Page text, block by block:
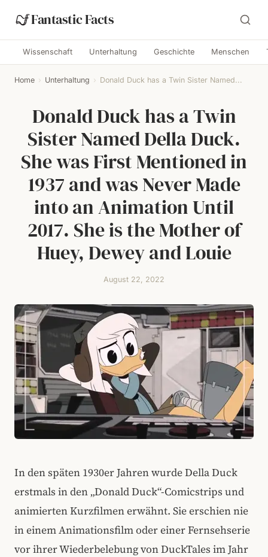
Fantastic Facts
Wissenschaft Unterhaltung Geschichte Menschen
Home › Unterhaltung › Donald Duck has a Twin Sister Named...
Donald Duck has a Twin
Sister Named Della Duck.
She was First Mentioned in
1937 and was Never Made
into an Animation Until
2017. She is the Mother of
Huey, Dewey and Louie
August 22, 2022
In den späten 1930er Jahren wurde Della Duck
erstmals in den „Donald Duck“-Comicstrips und
animierten Kurzfilmen erwähnt. Sie erschien nie
in einem Animationsfilm oder einer Fernsehserie
vor ihrer Wiederbelebung von DuckTales im Jahr